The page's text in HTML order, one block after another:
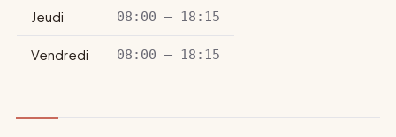
Jeudi 08:00 – 18:15
Vendredi 08:00 – 18:15